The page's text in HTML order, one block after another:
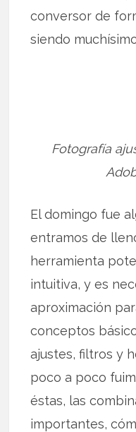
conversor de
siendo
Fotografía
El domingo fue
entramos de
herramienta
intuitiva, y es
aproximación
conceptos
ajustes, filtros y
poco a poco
éstas, las
importantes,